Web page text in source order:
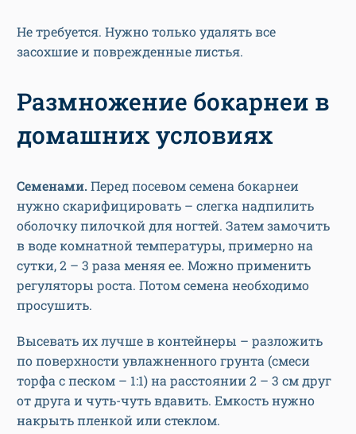
Не требуется. Нужно только удалять все
засохшие и поврежденные листья.
Размножение бокарнеи в
домашних условиях
Семенами.Перед посевом семена бокарнеи
нужно скарифицировать – слегка надпилить
оболочку пилочкой для ногтей. Затем замочить
в воде комнатной температуры, примерно на
сутки, 2 – 3 раза меняя ее. Можно применить
регуляторы роста. Потом семена необходимо
просушить.
Высевать их лучше в контейнеры – разложить
по поверхности увлажненного грунта (смеси
торфа с песком – 1:1) на расстоянии 2 – 3 см друг
от друга и чуть-чуть вдавить. Емкость нужно
накрыть пленкой или стеклом.